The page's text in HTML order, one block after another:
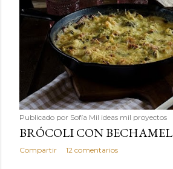
Publicado por Sofía Mil ideas mil proyectos
BRÓCOLI CON BECHAMEL
Compartir 12 comentarios